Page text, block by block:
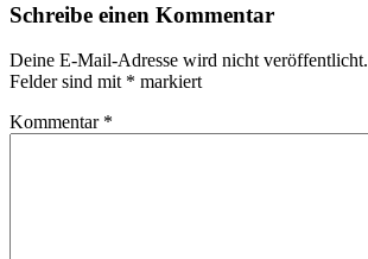
Schreibe einen Kommentar
Deine E-Mail-Adresse wird nicht veröffentlicht.
Felder sind mit * markiert
Kommentar *